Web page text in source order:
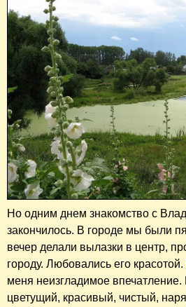
Но одним днем знакомство с
закончилось. В городе мы были
вечер делали вылазки в центр,
городу. Любовались его красотой.
меня неизгладимое
цветущий, красивый, чистый,